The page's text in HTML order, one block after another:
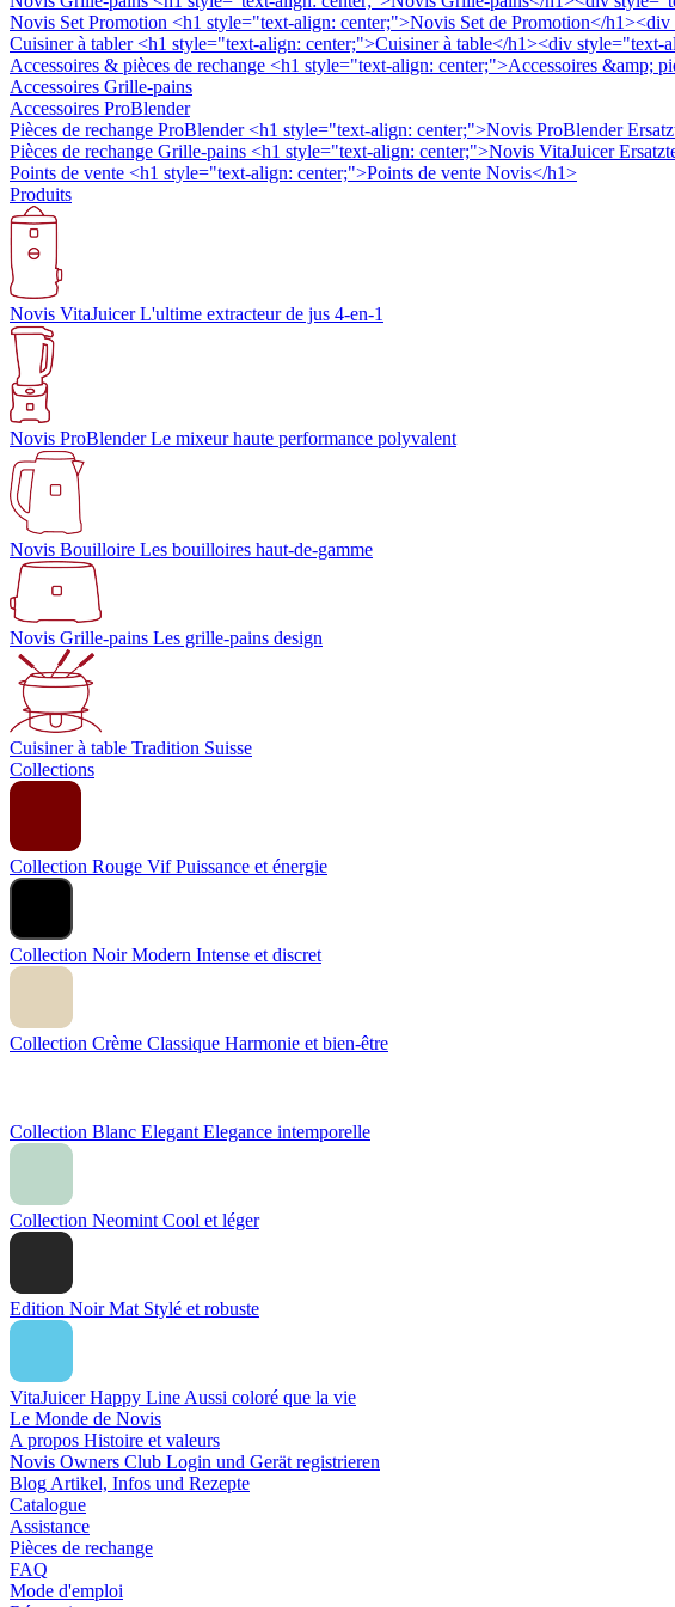
Novis Set Promotion <h1 style="text-align: center;">Novis Set de Promotion</
Cuisiner à tabler <h1 style="text-align: center;">Cuisiner à table</h1><div style="text-
Accessoires & pièces de rechange <h1 style="text-align: center;">Accessoires &amp;
Accessoires Grille-pains
Accessoires ProBlender
Pièces de rechange ProBlender <h1 style="text-align: center;">Novis ProBlender
Pièces de rechange Grille-pains <h1 style="text-align: center;">Novis VitaJuicer
Points de vente <h1 style="text-align: center;">Points de vente Novis</h1>
Produits
Novis VitaJuicer L'ultime extracteur de jus 4-en-1
Novis ProBlender Le mixeur haute performance polyvalent
Novis Bouilloire Les bouilloires haut-de-gamme
Novis Grille-pains Les grille-pains design
Cuisiner à table Tradition Suisse
Collections
Collection Rouge Vif Puissance et énergie
Collection Noir Modern Intense et discret
Collection Crème Classique Harmonie et bien-être
Collection Blanc Elegant Elegance intemporelle
Collection Neomint Cool et léger
Edition Noir Mat Stylé et robuste
VitaJuicer Happy Line Aussi coloré que la vie
Le Monde de Novis
A propos Histoire et valeurs
Novis Owners Club Login und Gerät registrieren
Blog Artikel, Infos und Rezepte
Catalogue
Assistance
Pièces de rechange
FAQ
Mode d'emploi